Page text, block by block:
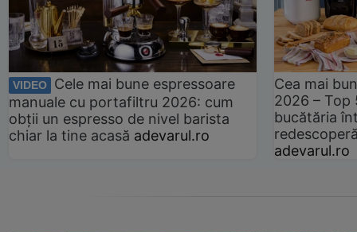
VIDEO
Cele mai bune espressoare
manuale cu portafiltru 2026: cum
obții un espresso de nivel barista
chiar la tine acasă adevarul.ro
Cea mai
2026 –
bucătăria
adevarul.ro